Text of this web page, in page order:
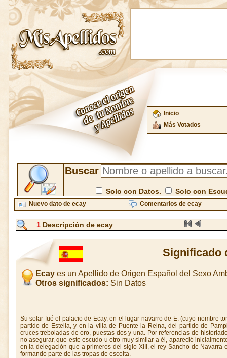
Inicio
Más Votados
Buscar
Solo con Datos. Solo con
Nuevo dato de ecay Comentarios de ecay
1 Descripción de ecay
Significado
Ecayes un Apellido de Origen Español del Sexo
Otros significados: Sin Datos
Su solar fué el palacio de Ecay, en el lugar navarro de E. (cuyo nombre
partido de Estella, y en la villa de Puente la Reina, del partido de
cruces treboladas de oro, puestas dos y una. Por referencias de
no asegurar, que este escudo u otro muy similar a él, apareció
en la delegación que a primeros del siglo XIII, el rey Sancho de Navarra
formando parte de las tropas de escolta.